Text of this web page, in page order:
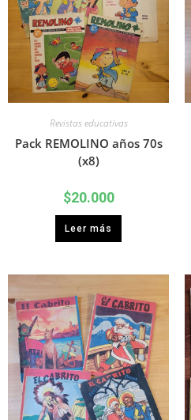
Revistas educativas
Pack REMOLINO años 70s
(x8)
$20.000
Leer más